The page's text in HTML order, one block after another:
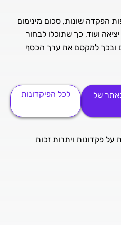
הפקדה שונות, סכום מינימום
ועוד, כך שתוכלו לבחור
ובכך למקסם את ערך הכסף
של
לכל הפיקדונות